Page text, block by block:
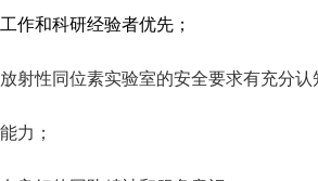
作和科研经验者优先；
射性同位素实验室的安全要求有充分认
力；